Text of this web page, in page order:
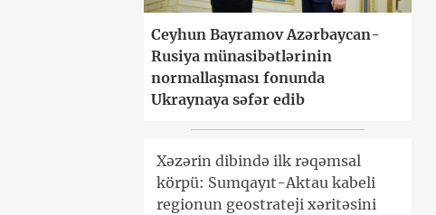
Ceyhun Bayramov Azərbaycan-
Rusiya münasibətlərinin
normallaşması fonunda
Ukraynaya səfər edib
Xəzərin dibində ilk rəqəmsal
körpü: Sumqayıt-Aktau kabeli
regionun geostrateji xəritəsini